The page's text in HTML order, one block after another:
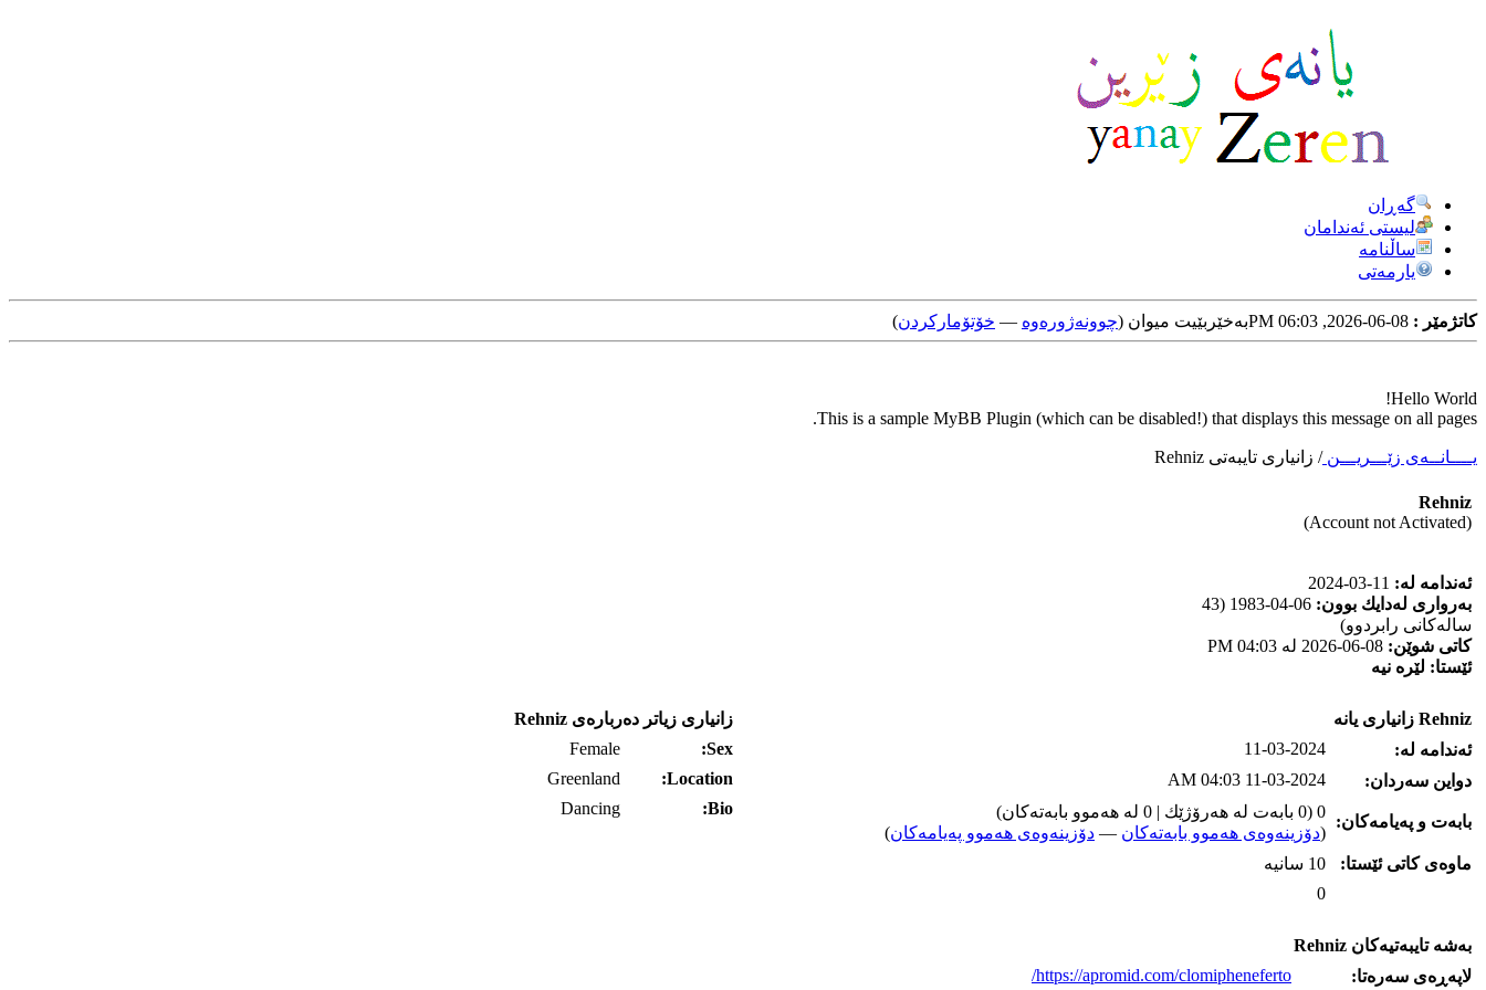
گه‌ڕان
لیستی ئه‌ندامان
ساڵنامه
یارمه‌تی
کاتژمێر : به‌خێربێیت میوان (چوونه‌ژوره‌وه‌ — خۆتۆمارکردن)
Hello World!
This is a sample MyBB Plugin (which can be disabled!) that displays this message on all pages.
یــــانــه‌ی زێـــریـــن/ زانیاری تایبه‌تی Rehniz
Rehniz
(Account not Activated)
ئه‌ندامه‌ له‌:
به‌رواری له‌دایك بوون:
06-04-1983 (43
ساله‌كانی رابردوو)
كاتی شوێن:
ئێستا: لێره‌ نیه‌
Rehniz زانیاری یانه‌
ئه‌ندامه‌ له‌:
11-03-2024
دواین سه‌ردان:
11-03-2024 04:03 AM
بابه‌ت و په‌یامه‌کان:
0 (0 بابه‌ت له‌ هه‌رۆژێك | 0 له‌ هه‌موو بابه‌ته‌كان)
(دۆزینه‌وه‌ی هه‌موو بابه‌ته‌کان — دۆزینه‌وه‌ی هه‌موو په‌یامه‌کان)
ماوه‌ی كاتی ئێستا:
10 سانیه‌
0
به‌شه‌ تایبه‌تیه‌کان Rehniz
لاپه‌ڕه‌ی سه‌ره‌تا:
https://apromid.com/clomipheneferto/
زانیاری زیاتر ده‌رباره‌ی Rehniz
Sex:
Female
Location:
Greenland
Bio:
Dancing